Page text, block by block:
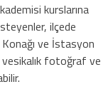
kurslarına
ilçede
ve İstasyon
vesikalık fotoğraf ve